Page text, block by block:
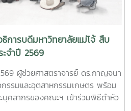
ลงานวิจัยในหัวข้อ “Medical,
and Nursing Care Systems”
นต์เพื่อการแพทย์ การดูแลผู้สูงอายุ
รับภารกิจเฉพาะ เช่น การเกษตร
งานเสี่ยงอันตรายอื่นๆนอกจากนี้ ผู้
ษตร วิศวกรรมอาหาร สาขาวิชา
ธิการบดีมหาวิทยาลัยแม่โจ้ สืบ
จำปี 2569
ผู้ช่วยศาสตราจารย์ ดร.กาญจนา
รมและอุตสาหกรรมเกษตร พร้อม
คลากรของคณะฯ เข้าร่วมพิธีดำหัว